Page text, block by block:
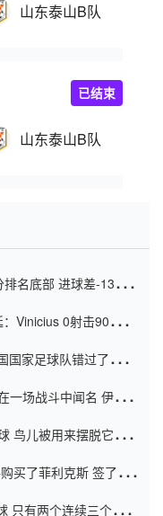
山东泰山B队
山东泰山B队
已结束
名底部 进球差-13令人
Vinicius 0射击90分钟
家足球队错过了世界
一场战斗中闻名 伊万放
鸟儿被用来摆脱它
买了菲利克斯 签了7年
只有两个连续三个连续